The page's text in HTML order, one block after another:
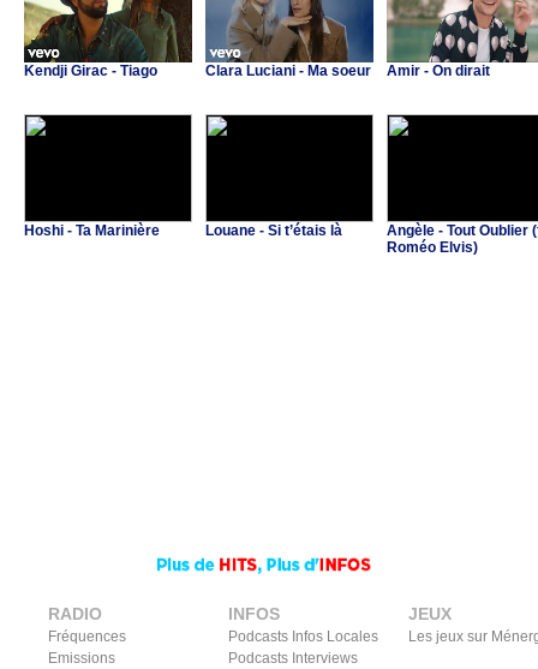
Kendji Girac - Tiago Clara Luciani - Ma soeur Amir - On dirait
Hoshi - Ta Marinière Louane - Si t’étais là
Angèle - Tout Oublier
Roméo Elvis)
RADIO
Fréquences
Emissions
INFOS
Podcasts Infos Locales
Podcasts Interviews
JEUX
Les jeux sur